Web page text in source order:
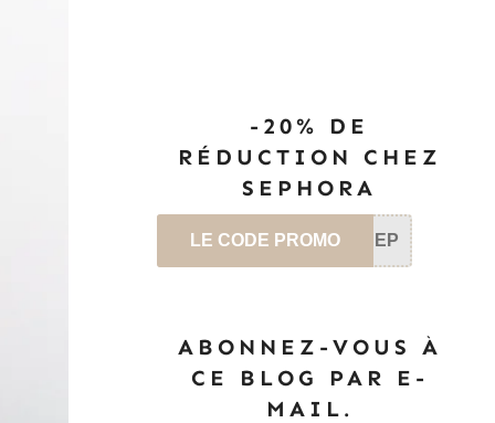
-20% DE
RÉDUCTION CHEZ
SEPHORA
LE CODE PROMO SEP
ABONNEZ-VOUS À
CE BLOG PAR E-
MAIL.